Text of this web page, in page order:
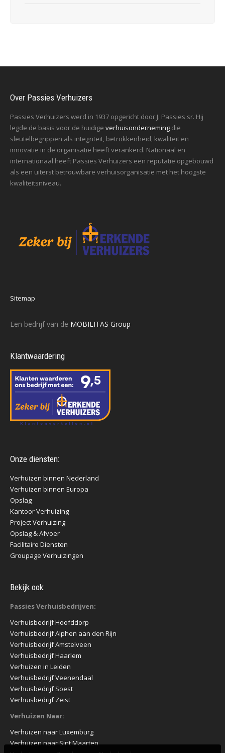
Over Passies Verhuizers
Passies Verhuizers werd in 1937 opgericht door J. Passies sr. Hij
legde de basis voor de huidige verhuisonderneming die
sleutelbegrippen als integriteit, betrokkenheid, kwaliteit en
innovatie in de organisatie heeft verankerd. Nationaal en
internationaal heeft Passies Verhuizers een reputatie opgebouwd
als een uiterst betrouwbare verhuisorganisatie met het hoogste
kwaliteitsniveau.
Sitemap
Een bedrijf van de MOBILITAS Group
Klantwaardering
Onze diensten:
Verhuizen binnen Nederland
Verhuizen binnen Europa
Opslag
Kantoor Verhuizing
Project Verhuizing
Opslag & Afvoer
Facilitaire Diensten
Groupage Verhuizingen
Bekijk ook:
Passies Verhuisbedrijven:
Verhuisbedrijf Hoofddorp
Verhuisbedrijf Alphen aan den Rijn
Verhuisbedrijf Amstelveen
Verhuisbedrijf Haarlem
Verhuizen in Leiden
Verhuisbedrijf Veenendaal
Verhuisbedrijf Soest
Verhuisbedrijf Zeist
Verhuizen Naar:
Verhuizen naar Luxemburg
Verhuizen naar Sint Maarten